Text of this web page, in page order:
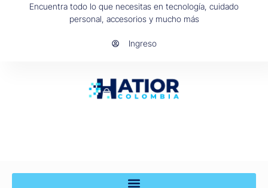
Encuentra todo lo que necesitas en tecnología, cuidado
personal, accesorios y mucho más
Ingreso